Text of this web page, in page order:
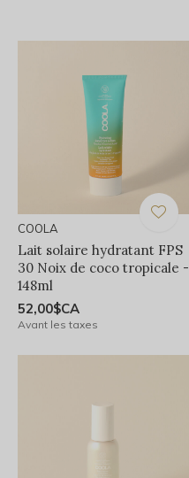
COOLA
Lait solaire hydratant FPS
30 Noix de coco tropicale -
148ml
52,00$CA
Avant les taxes